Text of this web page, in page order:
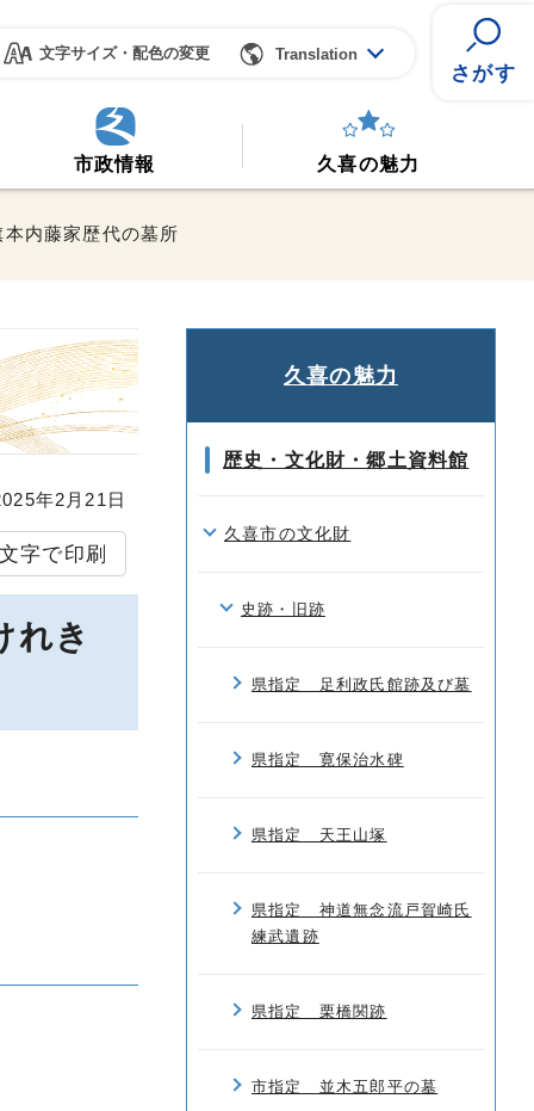
文字サイズ・配色の変更 Translation
さがす
市政情報 久喜の魅力
内藤家歴代の墓所
年2月21日
字で印刷
れき
久喜の魅力
歴史・文化財・郷土資料館
久喜市の文化財
史跡・旧跡
県指定 足利政氏館跡及び墓
県指定 寛保治水碑
県指定 天王山塚
県指定 神道無念流戸賀崎氏
練武遺跡
県指定 栗橋関跡
市指定 並木五郎平の墓